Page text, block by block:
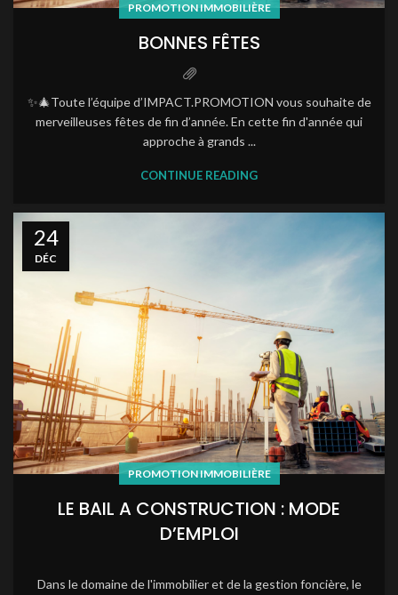
PROMOTION IMMOBILIÈRE
BONNES FÊTES
✨🎄Toute l’équipe d’IMPACT.PROMOTION vous souhaite de
merveilleuses fêtes de fin d’année. En cette fin d'année qui
approche à grands ...
CONTINUE READING
24
DÉC
PROMOTION IMMOBILIÈRE
LE BAIL A CONSTRUCTION : MODE
D’EMPLOI
Dans le domaine de l'immobilier et de la gestion foncière, le